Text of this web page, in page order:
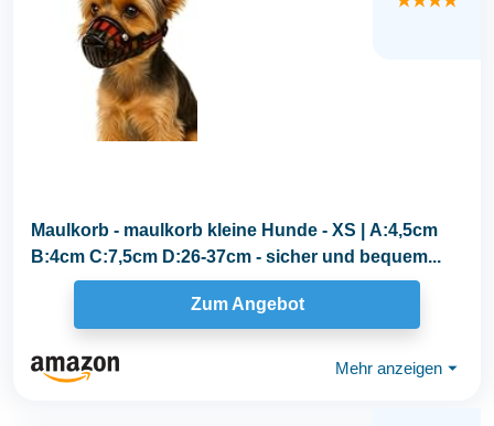
Maulkorb - maulkorb kleine Hunde - XS | A:4,5cm
B:4cm C:7,5cm D:26-37cm - sicher und bequem...
Zum Angebot
Mehr anzeigen ⏷